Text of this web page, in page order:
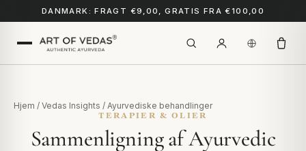
DANMARK: FRAGT €9,00, GRATIS FRA €100,00
Hjem / Vedas Insights / Ayurvediske behandlinger
TERAPIER & OLIER
Sammenligning af Ayurvedic